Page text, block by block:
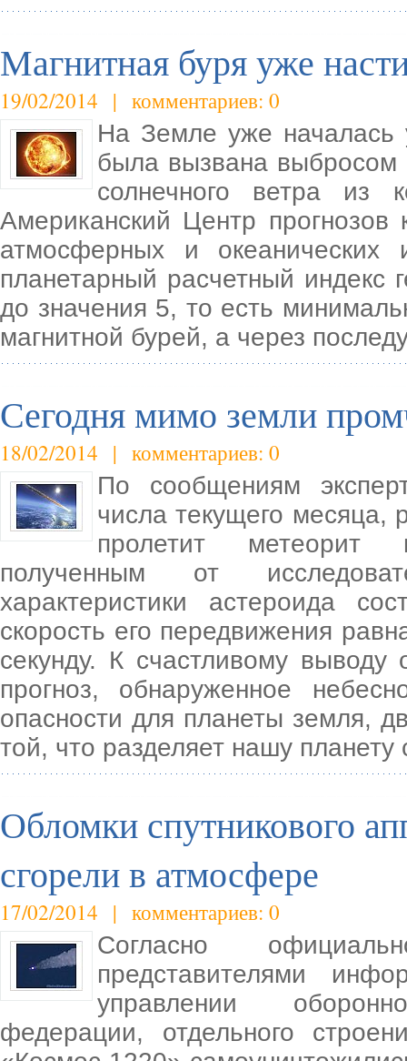
Магнитная буря уже
19/02/2014 | комментариев: 0
На Земле уже началась
была вызвана выбросом
солнечного ветра из
Американский Центр прогнозов
атмосферных и
планетарный расчетный
до значения 5, то есть
магнитной бурей, а через
Сегодня мимо земли
18/02/2014 | комментариев: 0
По сообщениям
числа текущего месяца,
пролетит метеорит
полученным от
характеристики астероида
скорость его передвижения
секунду. К счастливому выводу
прогноз, обнаруженное
опасности для планеты земля,
той, что разделяет нашу планету
Обломки спутникового
сгорели в атмосфере
17/02/2014 | комментариев: 0
Согласно
представителями
управлении
федерации, отдельного